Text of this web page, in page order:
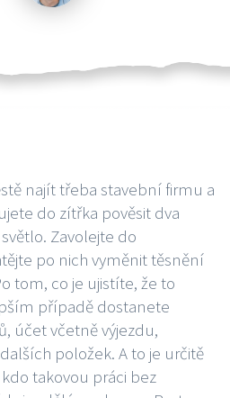
najít třeba stavební firmu a
do zítřka pověsit dva
Zavolejte do
po nich vyměnit těsnění
tom, co je ujistíte, že to
případě dostanete
účet včetně výjezdu,
položek. A to je určitě
takovou práci bez